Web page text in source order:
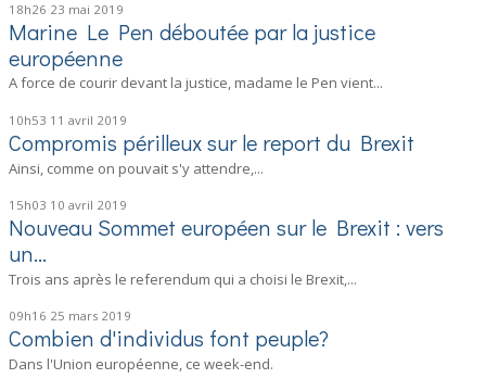
18h26 23 mai 2019
Marine Le Pen déboutée par la justice
européenne
A force de courir devant la justice, madame le Pen vient...
10h53 11 avril 2019
Compromis périlleux sur le report du Brexit
Ainsi, comme on pouvait s'y attendre,...
15h03 10 avril 2019
Nouveau Sommet européen sur le Brexit : vers
un...
Trois ans après le referendum qui a choisi le Brexit,...
09h16 25 mars 2019
Combien d'individus font peuple?
Dans l'Union européenne, ce week-end.